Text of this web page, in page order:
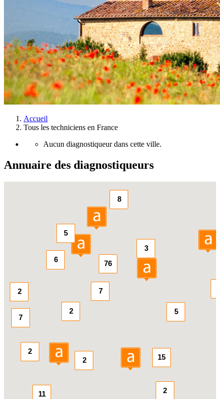
Accueil
Tous les techniciens en France
Aucun diagnostiqueur dans cette ville.
Annuaire des diagnostiqueurs
76
7
3
2
8
2
11
7
2
15
5
2
6
2
5